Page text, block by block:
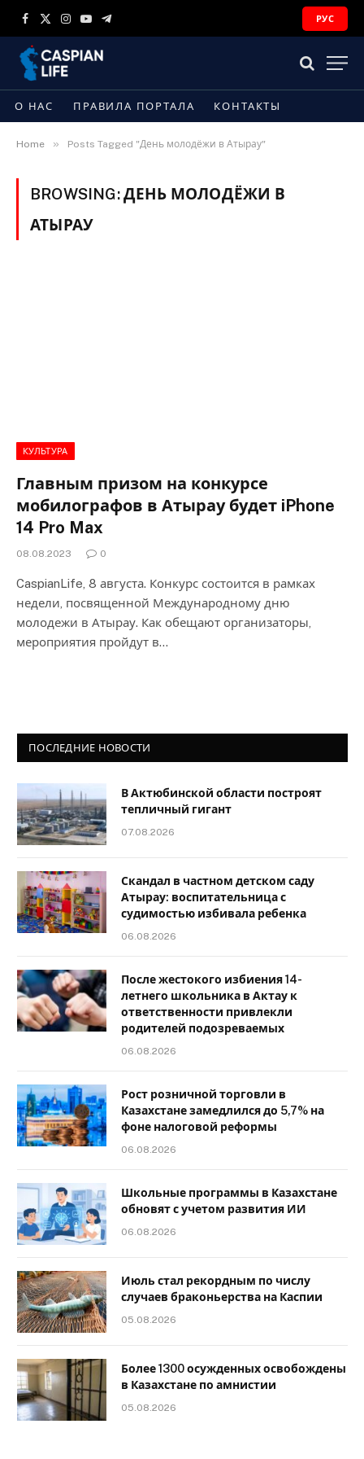
Facebook
X
Instagram
YouTubeTelegram
РУС
О НАС ПРАВИЛА ПОРТАЛА КОНТАКТЫ
Home » Posts Tagged "День молодёжи в Атырау"
BROWSING:ДЕНЬ МОЛОДЁЖИ В
АТЫРАУ
КУЛЬТУРА
Главным призом на конкурсе
мобилографов в Атырау будет iPhone
14 Pro Max
08.08.2023 0
CaspianLife, 8 августа. Конкурс состоится в рамках
недели, посвященной Международному дню
молодежи в Атырау. Как обещают организаторы,
мероприятия пройдут в…
ПОСЛЕДНИЕ НОВОСТИ
В Актюбинской области построят
тепличный гигант
07.08.2026
Скандал в частном детском саду
Атырау: воспитательница с
судимостью избивала ребенка
06.08.2026
После жестокого избиения 14-
летнего школьника в Актау к
ответственности привлекли
родителей подозреваемых
06.08.2026
Рост розничной торговли в
Казахстане замедлился до 5,7% на
фоне налоговой реформы
06.08.2026
Школьные программы в Казахстане
обновят с учетом развития ИИ
06.08.2026
Июль стал рекордным по числу
случаев браконьерства на Каспии
05.08.2026
Более 1300 осужденных освобождены
в Казахстане по амнистии
05.08.2026